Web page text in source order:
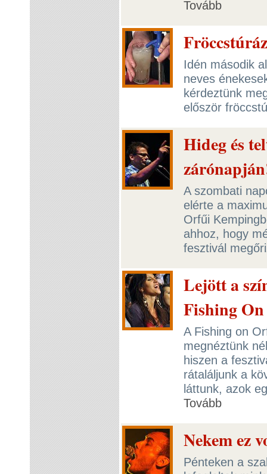
Tovább
Idén második
neves
kérdeztünk
először
Hideg és
A szombati
elérte a
Orfűi
ahhoz, hogy
fesztivál
Lejött a
Fishing
A Fishing on
megnéztünk
hiszen a
rátaláljunk a
láttunk, azok
Tovább
Nekem ez
Pénteken a